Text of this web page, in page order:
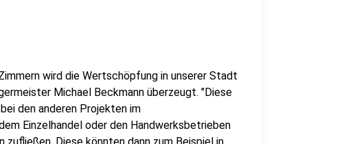
wird die Wertschöpfung in unserer Stadt
Michael Beckmann überzeugt. "Diese
den anderen Projekten im
Einzelhandel oder den Handwerksbetrieben